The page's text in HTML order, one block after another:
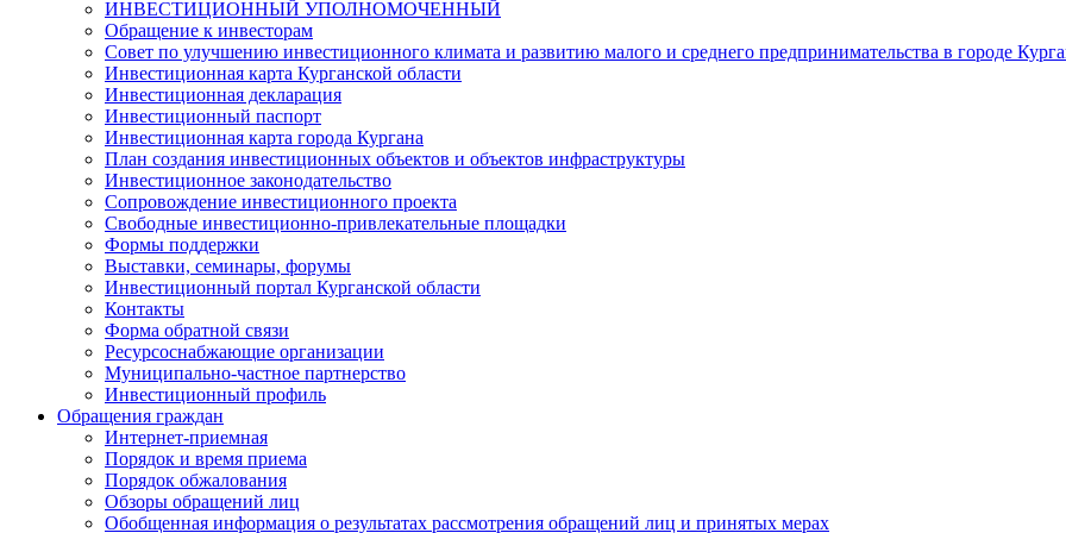
ИНВЕСТИЦИОННЫЙ УПОЛНОМОЧЕННЫЙ
Обращение к инвесторам
Совет по улучшению инвестиционного климата и развитию малого и среднего предпринимательства в городе
Инвестиционная карта Курганской области
Инвестиционная декларация
Инвестиционный паспорт
Инвестиционная карта города Кургана
План создания инвестиционных объектов и объектов инфраструктуры
Инвестиционное законодательство
Сопровождение инвестиционного проекта
Свободные инвестиционно-привлекательные площадки
Формы поддержки
Выставки, семинары, форумы
Инвестиционный портал Курганской области
Контакты
Форма обратной связи
Ресурсоснабжающие организации
Муниципально-частное партнерство
Инвестиционный профиль
Обращения граждан
Интернет-приемная
Порядок и время приема
Порядок обжалования
Обзоры обращений лиц
Обобщенная информация о результатах рассмотрения обращений лиц и принятых мерах